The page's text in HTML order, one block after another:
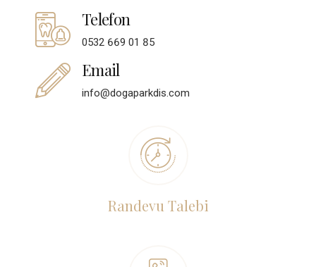
Telefon
0532 669 01 85
Email
info@dogaparkdis.com
Randevu Talebi